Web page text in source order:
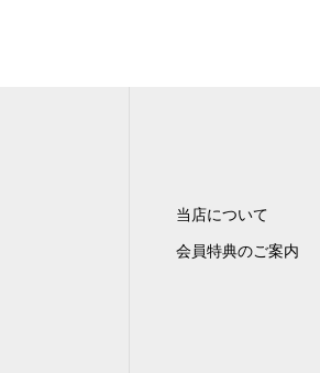
当店について
会員特典のご案内